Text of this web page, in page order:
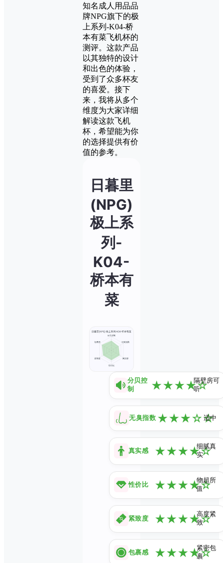
知名成人用品品
牌NPG旗下的极
上系列-K04-桥
本有菜飞机杯的
测评。这款产品
以其独特的设计
和出色的体验，
受到了众多杯友
的喜爱。接下
来，我将从多个
维度为大家详细
解读这款飞机
杯，希望能为你
的选择提供有价
值的参考。
日暮里
(NPG)
极上系
列-
K04-
桥本有
菜
分贝控
制
★★★★☆
隔壁房可
听
无臭指数 ★★★☆☆
适中
真实感 ★★★★☆
细腻真
实
性价比 ★★★★☆
物超所
值
紧致度 ★★★★☆
高度紧
致
包裹感 ★★★★☆
紧密包
裹